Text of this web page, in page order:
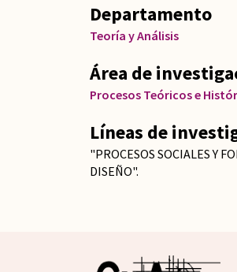
Departamento
Teoría y Análisis
Área de
Procesos Teóricos e
Líneas de
"PROCESOS SOCIALES Y
DISEÑO".